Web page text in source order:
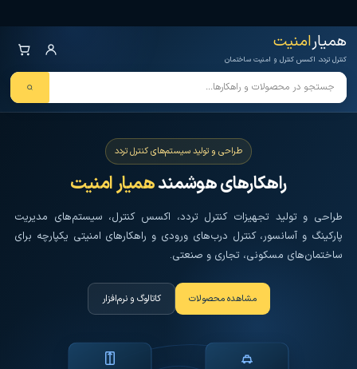
to
the
content
همیارامنیت
کنترل تردد، اکسس کنترل و امنیت ساختمان
طراحی و تولید سیستم‌های کنترل تردد
راهکارهای هوشمندهمیار امنیت
طراحی و تولید تجهیزات کنترل تردد، اکسس کنترل، سیستم‌های مدیریت
پارکینگ و آسانسور، کنترل درب‌های ورودی و راهکارهای امنیتی یکپارچه برای
ساختمان‌های مسکونی، تجاری و صنعتی.
مشاهده محصولات کاتالوگ و نرم‌افزار